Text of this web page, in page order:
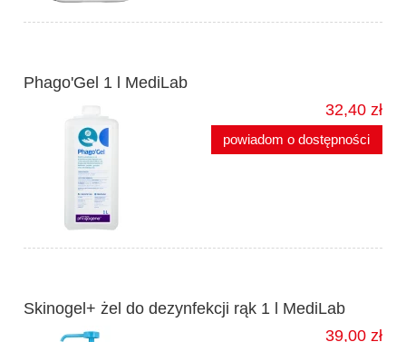
Phago'Gel 1 l MediLab
32,40 zł
powiadom o dostępności
Skinogel+ żel do dezynfekcji rąk 1 l MediLab
39,00 zł